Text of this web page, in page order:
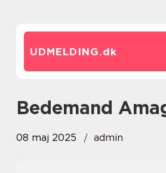
UDMELDING.dk
bedemand
08 maj 2025 admin